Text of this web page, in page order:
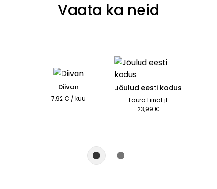
Vaata ka neid
Diivan
7,92 € / kuu
Jõulud eesti kodus
Laura Liinat jt
23,99 €